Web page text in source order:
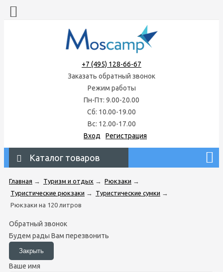
+7 (495) 128-66-67
Заказать обратный звонок
Режим работы
Пн-Пт: 9.00-20.00
Сб: 10.00-19.00
Вс: 12.00-17.00
Вход
Регистрация
Каталог товаров
Главная → Туризм и отдых → Рюкзаки →
Туристические рюкзаки → Туристические сумки →
Рюкзаки на 120 литров
Обратный звонок
Будем рады Вам перезвонить
Ваше имя